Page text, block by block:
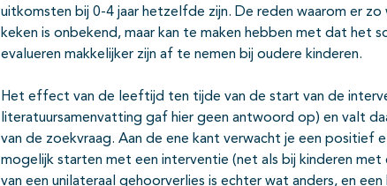
uitkomsten bij 0-4 jaar hetzelfde zijn. De reden waarom er
keken is onbekend, maar kan te maken hebben met dat het
evalueren makkelijker zijn af te nemen bij oudere kinderen.
Het effect van de leeftijd ten tijde van de start van de
literatuursamenvatting gaf hier geen antwoord op) en valt
van de zoekvraag. Aan de ene kant verwacht je een
mogelijk starten met een interventie (net als bij kinderen
van een unilateraal gehoorverlies is echter wat anders, en